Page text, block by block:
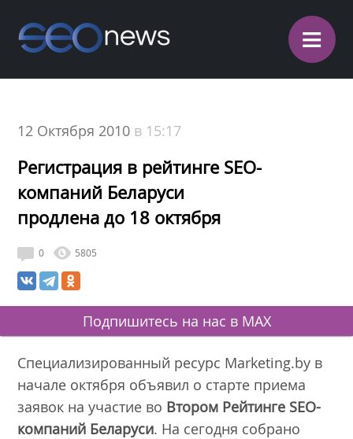
≡
12 Октября 2010 в 15:17
Регистрация в рейтинге SEO-
компаний Беларуси
продлена до 18 октября
0 5805
Подпишитесь на нас в MAX
Специализированный ресурс Marketing.by в
начале октября объявил о старте приема
заявок на участие во Втором Рейтинге SEO-
компаний Беларуси. На сегодня собрано